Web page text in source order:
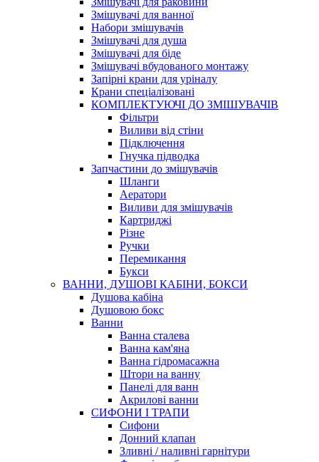
Змішувачі для ванної
Набори змішувачів
Змішувачі для душа
Змішувачі для біде
Змішувачі вбудованого монтажу
Запірні крани для уріналу
Крани спеціалізовані
КОМПЛЕКТУЮЧІ ДО ЗМІШУВАЧІВ
Фільтри
Виливи від стіни
Підключення
Гнучка підводка
Запчастини до змішувачів
Шланги
Аератори
Виливи для змішувачів
Картриджі
Різне
Ручки
Перемикання
Букси
ВАННИ, ДУШОВІ КАБІНИ, БОКСИ
Душова кабіна
Душовою бокс
Ванни
Ванна сталева
Ванна кам'яна
Ванна гідромасажна
Штори на ванну
Панелі для ванн
Акрилові ванни
СИФОНИ І ТРАПИ
Сифони
Донний клапан
Зливні / наливні гарнітури